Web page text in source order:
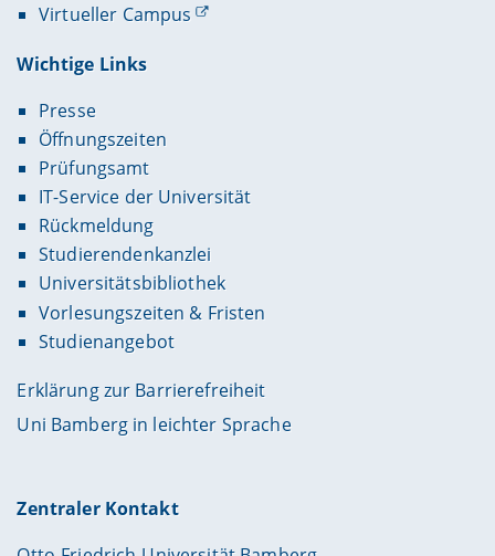
Virtueller Campus
Wichtige Links
Presse
Öffnungszeiten
Prüfungsamt
IT-Service der Universität
Rückmeldung
Studierendenkanzlei
Universitätsbibliothek
Vorlesungszeiten & Fristen
Studienangebot
Erklärung zur Barrierefreiheit
Uni Bamberg in leichter Sprache
Zentraler Kontakt